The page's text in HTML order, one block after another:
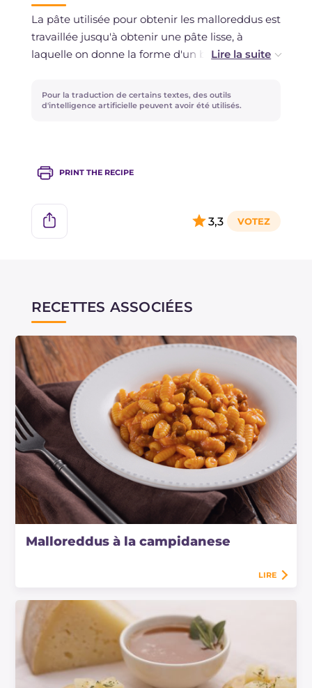
La pâte utilisée pour obtenir les malloreddus est
travaillée jusqu'à obtenir une pâte lisse, à
laquelle on donne la forme d'un bâtonnet fin,
d'un panier (ciuliri), prennent la forme ovale
d'une coquille vide, caractérisée au dos par des
Pour la traduction de certains textes, des outils
d'intelligence artificielle peuvent avoir été utilisés.
PRINT THE RECIPE
3,3
RECETTES ASSOCIÉES
Malloreddus à la campidanese
LIRE